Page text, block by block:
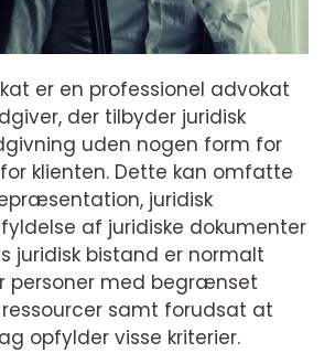
er en professionel advokat
der tilbyder juridisk
uden nogen form for
klienten. Dette kan omfatte
juridisk
af juridiske dokumenter
juridisk bistand er normalt
med begrænset
samt forudsat at
opfylder visse kriterier.